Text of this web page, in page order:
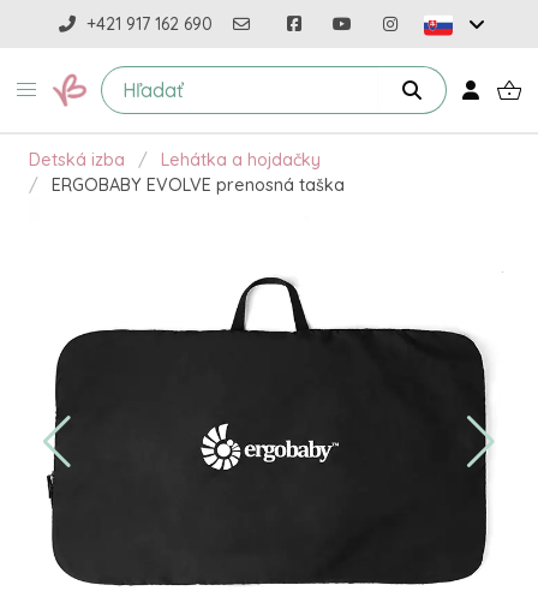
+421 917 162 690
Detská izba
Lehátka a hojdačky
ERGOBABY EVOLVE prenosná taška